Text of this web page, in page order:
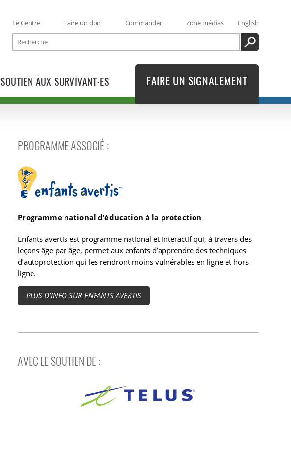
SOUTIEN AUX SURVIVANT·ES
Le Centre Faire un don Commander Zone médias
English
Recherche
RECHERCHE
FAIRE UN SIGNALEMENT
PROGRAMME ASSOCIÉ :
Enfants avertis
Programme national d’éducation à la protection
Enfants avertis est programme national et interactif qui, à travers des
leçons âge par âge, permet aux enfants d’apprendre des techniques
d’autoprotection qui les rendront moins vulnérables en ligne et hors
ligne.
PLUS D’INFO SUR ENFANTS AVERTIS
AVEC LE SOUTIEN DE :